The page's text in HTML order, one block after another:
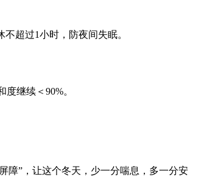
超过1小时，防夜间失眠。
继续＜90%。
障”，让这个冬天，少一分喘息，多一分安